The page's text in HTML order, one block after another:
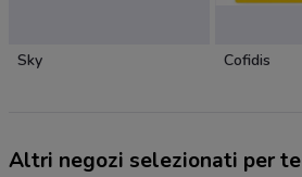
Sky Cofidis
Altri negozi selezionati per te